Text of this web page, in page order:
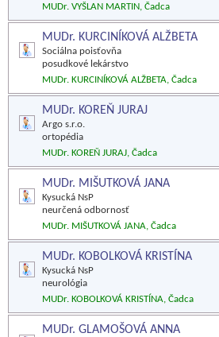
MUDr. VYŠLAN MARTIN, Čadca
MUDr. KURCINÍKOVÁ ALŽBETA
Sociálna poisťovňa
posudkové lekárstvo
MUDr. KURCINÍKOVÁ ALŽBETA, Čadca
MUDr. KOREŇ JURAJ
Argo s.r.o.
ortopédia
MUDr. KOREŇ JURAJ, Čadca
MUDr. MIŠUTKOVÁ JANA
Kysucká NsP
neurčená odbornosť
MUDr. MIŠUTKOVÁ JANA, Čadca
MUDr. KOBOLKOVÁ KRISTÍNA
Kysucká NsP
neurológia
MUDr. KOBOLKOVÁ KRISTÍNA, Čadca
MUDr. GLAMOŠOVÁ ANNA